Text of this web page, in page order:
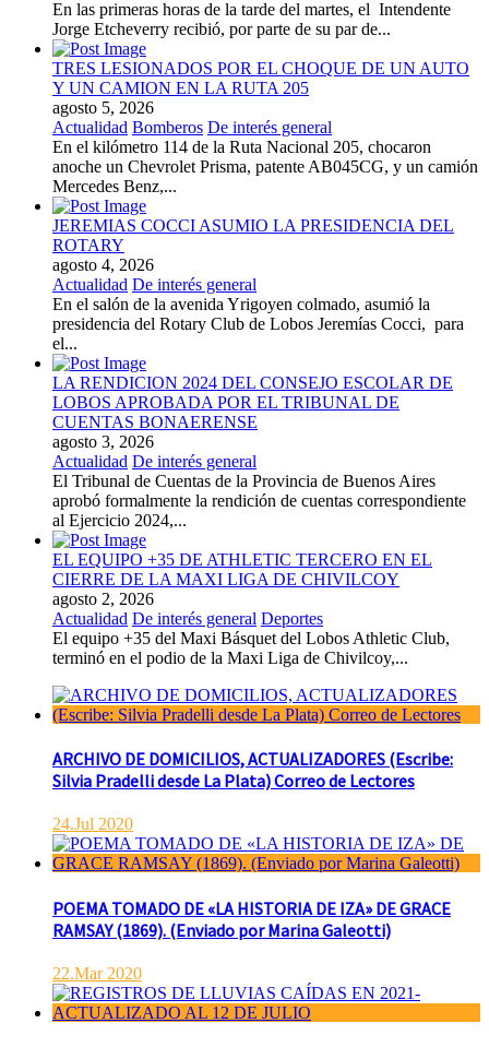
En las primeras horas de la tarde del martes, el Intendente
Jorge Etcheverry recibió, por parte de su par de...
TRES LESIONADOS POR EL CHOQUE DE UN AUTO
Y UN CAMION EN LA RUTA 205
agosto 5, 2026
Actualidad Bomberos De interés general
En el kilómetro 114 de la Ruta Nacional 205, chocaron
anoche un Chevrolet Prisma, patente AB045CG, y un camión
Mercedes Benz,...
JEREMIAS COCCI ASUMIO LA PRESIDENCIA DEL
ROTARY
agosto 4, 2026
Actualidad De interés general
En el salón de la avenida Yrigoyen colmado, asumió la
presidencia del Rotary Club de Lobos Jeremías Cocci, para
el...
LA RENDICION 2024 DEL CONSEJO ESCOLAR DE
LOBOS APROBADA POR EL TRIBUNAL DE
CUENTAS BONAERENSE
agosto 3, 2026
Actualidad De interés general
El Tribunal de Cuentas de la Provincia de Buenos Aires
aprobó formalmente la rendición de cuentas correspondiente
al Ejercicio 2024,...
EL EQUIPO +35 DE ATHLETIC TERCERO EN EL
CIERRE DE LA MAXI LIGA DE CHIVILCOY
agosto 2, 2026
Actualidad De interés general Deportes
El equipo +35 del Maxi Básquet del Lobos Athletic Club,
terminó en el podio de la Maxi Liga de Chivilcoy,...
ARCHIVO DE DOMICILIOS, ACTUALIZADORES (Escribe:
Silvia Pradelli desde La Plata) Correo de Lectores
24.Jul 2020
POEMA TOMADO DE «LA HISTORIA DE IZA» DE GRACE
RAMSAY (1869). (Enviado por Marina Galeotti)
22.Mar 2020